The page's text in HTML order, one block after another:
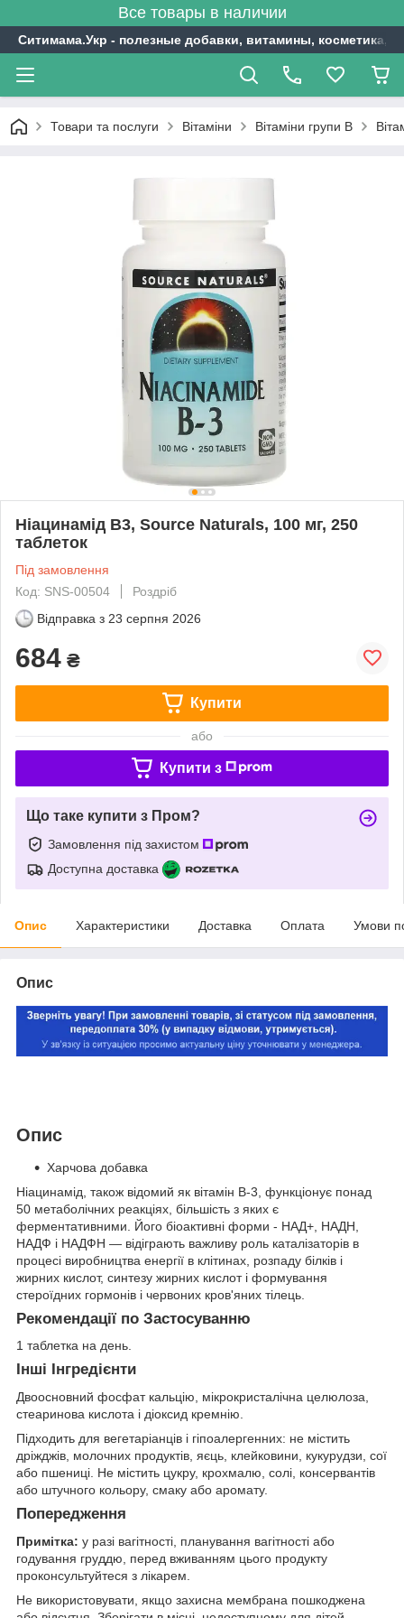
Все товары в наличии
Ситимама.Укр - полезные добавки, витамины, косметика,
Товари та послуги Вітаміни Вітаміни групи В
Ніацинамід В3, Source Naturals, 100 мг, 250
таблеток
Під замовлення
Код: SNS-00504
Роздріб
Відправка з 23 серпня 2026
684 ₴
Купити
або
Купити з
Що таке купити з Пром?
Замовлення під захистом
Доступна доставка
Опис Характеристики Доставка Оплата Умови
Опис
Опис
Харчова добавка
Ніацинамід, також відомий як вітамін B-3, функціонує понад
50 метаболічних реакціях, більшість з яких є
ферментативними. Його біоактивні форми - НАД+, НАДН,
НАДФ і НАДФН — відіграють важливу роль каталізаторів в
процесі виробництва енергії в клітинах, розпаду білків і
жирних кислот, синтезу жирних кислот і формування
стероїдних гормонів і червоних кров'яних тілець.
Рекомендації по Застосуванню
1 таблетка на день.
Інші Інгредієнти
Двоосновний фосфат кальцію, мікрокристалічна целюлоза,
стеаринова кислота і діоксид кремнію.
Підходить для вегетаріанців і гіпоалергенних: не містить
дріжджів, молочних продуктів, яєць, клейковини, кукурудзи, сої
або пшениці. Не містить цукру, крохмалю, солі, консервантів
або штучного кольору, смаку або аромату.
Попередження
Примітка: у разі вагітності, планування вагітності або
годування груддю, перед вживанням цього продукту
проконсультуйтеся з лікарем.
Не використовувати, якщо захисна мембрана пошкоджена